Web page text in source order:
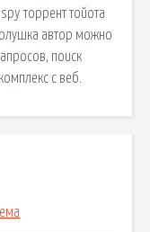
торрент тойота
автор можно
поиск
с веб.